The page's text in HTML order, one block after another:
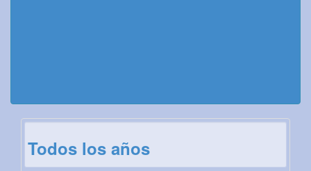
Todos los años